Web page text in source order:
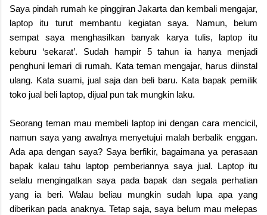
Saya pindah rumah ke pinggiran Jakarta dan kembali mengajar,
laptop itu turut membantu kegiatan saya. Namun, belum
sempat saya menghasilkan banyak karya tulis, laptop itu
keburu ‘sekarat’. Sudah hampir 5 tahun ia hanya menjadi
penghuni lemari di rumah. Kata teman mengajar, harus diinstal
ulang. Kata suami, jual saja dan beli baru. Kata bapak pemilik
toko jual beli laptop, dijual pun tak mungkin laku.
Seorang teman mau membeli laptop ini dengan cara mencicil,
namun saya yang awalnya menyetujui malah berbalik enggan.
Ada apa dengan saya? Saya berfikir, bagaimana ya perasaan
bapak kalau tahu laptop pemberiannya saya jual. Laptop itu
selalu mengingatkan saya pada bapak dan segala perhatian
yang ia beri. Walau beliau mungkin sudah lupa apa yang
diberikan pada anaknya. Tetap saja, saya belum mau melepas